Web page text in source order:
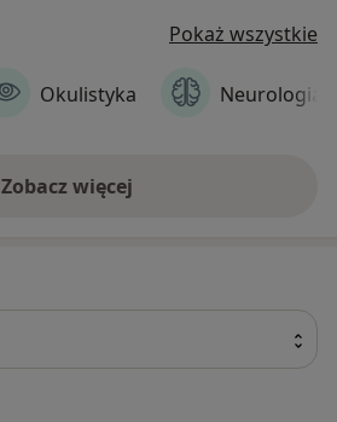
Pokaż wszystkie
Okulistyka Neurologia
Zobacz więcej